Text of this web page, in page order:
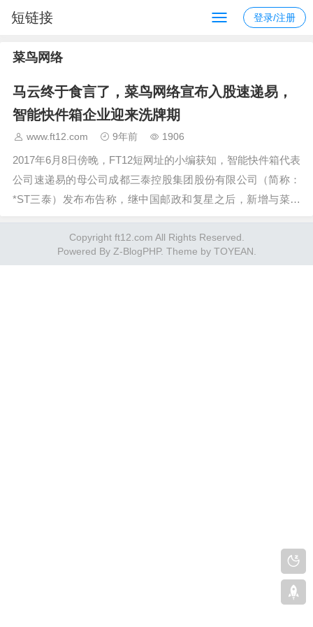
短链接 登录/注册
菜鸟网络
马云终于食言了，菜鸟网络宣布入股速递易，
智能快件箱企业迎来洗牌期
www.ft12.com 9年前 1906
2017年6月8日傍晚，FT12短网址的小编获知，智能快件箱代表
公司速递易的母公司成都三泰控股集团股份有限公司（简称：
*ST三泰）发布布告称，继中国邮政和复星之后，新增与菜鸟
子公司成都…Copyright ft12.com All Rights Reserved.
Powered By Z-BlogPHP. Theme by TOYEAN